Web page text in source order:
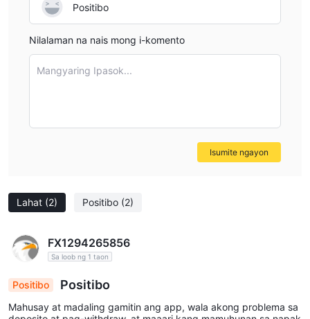
Lahat (2) Positibo (2)
FX1294265856
Sa loob ng 1 taon
Positibo Positibo
Mahusay at madaling gamitin ang app, wala akong problema sa
Positibo
Nilalaman na nais mong i-komento
Mangyaring Ipasok...
Isumite ngayon